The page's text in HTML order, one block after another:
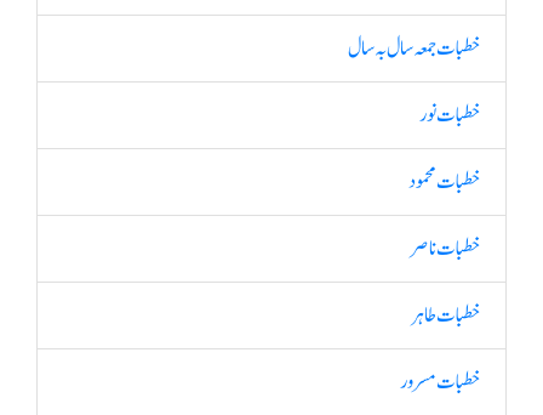
خطبات جمعہ سال بہ سال
خطبات نور
خطبات محمود
خطبات ناصر
خطبات طاہر
خطبات مسرور